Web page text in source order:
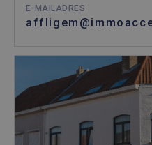
E-MAILADRES